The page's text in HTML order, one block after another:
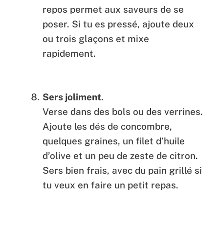
repos permet aux saveurs de se
poser. Si tu es pressé, ajoute deux
ou trois glaçons et mixe
rapidement.
Sers joliment.
Verse dans des bols ou des verrines.
Ajoute les dés de concombre,
quelques graines, un filet d’huile
d’olive et un peu de zeste de citron.
Sers bien frais, avec du pain grillé si
tu veux en faire un petit repas.